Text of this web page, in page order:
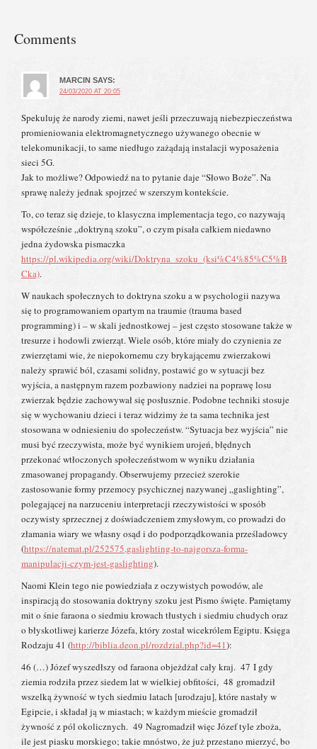
Comments
MARCIN SAYS:
24/03/2020 AT 20:05
Spekuluję że narody ziemi, nawet jeśli przeczuwają niebezpieczeństwa
promieniowania elektromagnetycznego używanego obecnie w
telekomunikacji, to same niedługo zażądają instalacji wyposażenia
sieci 5G.
Jak to możliwe? Odpowiedź na to pytanie daje “Słowo Boże”. Na
sprawę należy jednak spojrzeć w szerszym kontekście.
To, co teraz się dzieje, to klasyczna implementacja tego, co nazywają
współcześnie „doktryną szoku”, o czym pisała całkiem niedawno
jedna żydowska pismaczka
https://pl.wikipedia.org/wiki/Doktryna_szoku_(ksi%C4%85%C5%B
Cka).
W naukach społecznych to doktryna szoku a w psychologii nazywa
się to programowaniem opartym na traumie (trauma based
programming) i – w skali jednostkowej – jest często stosowane także w
tresurze i hodowli zwierząt. Wiele osób, które miały do czynienia ze
zwierzętami wie, że niepokornemu czy brykającemu zwierzakowi
należy sprawić ból, czasami solidny, postawić go w sytuacji bez
wyjścia, a następnym razem pozbawiony nadziei na poprawę losu
zwierzak będzie zachowywał się posłusznie. Podobne techniki stosuje
się w wychowaniu dzieci i teraz widzimy że ta sama technika jest
stosowana w odniesieniu do społeczeństw. “Sytuacja bez wyjścia” nie
musi być rzeczywista, może być wynikiem urojeń, błędnych
przekonać wtłoczonych społeczeństwom w wyniku działania
zmasowanej propagandy. Obserwujemy przecież szerokie
zastosowanie formy przemocy psychicznej nazywanej „gaslighting”,
polegającej na narzuceniu interpretacji rzeczywistości w sposób
oczywisty sprzecznej z doświadczeniem zmysłowym, co prowadzi do
złamania wiary we własny osąd i do podporządkowania prześladowcy
(https://natemat.pl/252575,gaslighting-to-najgorsza-forma-
manipulacji-czym-jest-gaslighting).
Naomi Klein tego nie powiedziała z oczywistych powodów, ale
inspiracją do stosowania doktryny szoku jest Pismo święte. Pamiętamy
mit o śnie faraona o siedmiu krowach tłustych i siedmiu chudych oraz
o błyskotliwej karierze Józefa, który został wicekrólem Egiptu. Księga
Rodzaju 41 (http://biblia.deon.pl/rozdzial.php?id=41):
46 (…) Józef wyszedłszy od faraona objeżdżał cały kraj. 47 I gdy
ziemia rodziła przez siedem lat w wielkiej obfitości, 48 gromadził
wszelką żywność w tych siedmiu latach [urodzaju], które nastały w
Egipcie, i składał ją w miastach; w każdym mieście gromadził
żywność z pól okolicznych. 49 Nagromadził więc Józef tyle zboża,
ile jest piasku morskiego; takie mnóstwo, że już przestano mierzyć, bo